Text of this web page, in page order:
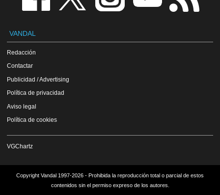
VANDAL
Redacción
Contactar
Publicidad / Advertising
Política de privacidad
Aviso legal
Política de cookies
VGChartz
Copyright Vandal 1997-2026 - Prohibida la reproducción total o parcial de estos
contenidos sin el permiso expreso de los autores.